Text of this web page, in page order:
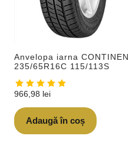
Anvelopa iarna
235/65R16C 115/113S
966,98 lei
Adaugă în coș